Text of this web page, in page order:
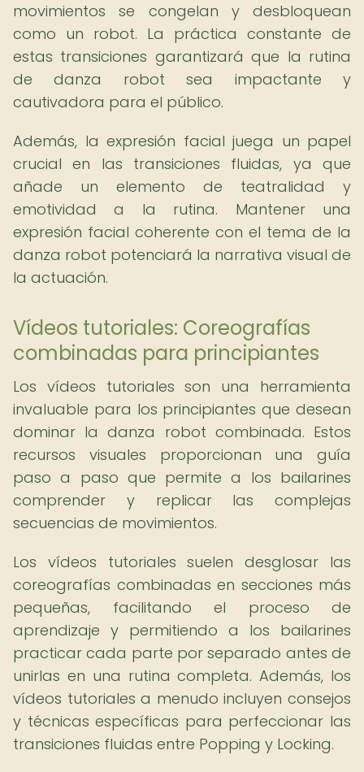
movimientos se congelan y desbloquean
como un robot. La práctica constante de
estas transiciones garantizará que la rutina
de danza robot sea impactante y
cautivadora para el público.
Además, la expresión facial juega un papel
crucial en las transiciones fluidas, ya que
añade un elemento de teatralidad y
emotividad a la rutina. Mantener una
expresión facial coherente con el tema de la
danza robot potenciará la narrativa visual de
la actuación.
Vídeos tutoriales: Coreografías
combinadas para principiantes
Los vídeos tutoriales son una herramienta
invaluable para los principiantes que desean
dominar la danza robot combinada. Estos
recursos visuales proporcionan una guía
paso a paso que permite a los bailarines
comprender y replicar las complejas
secuencias de movimientos.
Los vídeos tutoriales suelen desglosar las
coreografías combinadas en secciones más
pequeñas, facilitando el proceso de
aprendizaje y permitiendo a los bailarines
practicar cada parte por separado antes de
unirlas en una rutina completa. Además, los
vídeos tutoriales a menudo incluyen consejos
y técnicas específicas para perfeccionar las
transiciones fluidas entre Popping y Locking.